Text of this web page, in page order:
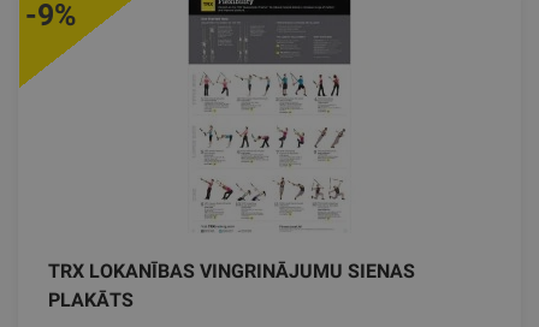
TRX LOKANĪBAS VINGRINĀJUMU SIENAS
PLAKĀTS
-9%